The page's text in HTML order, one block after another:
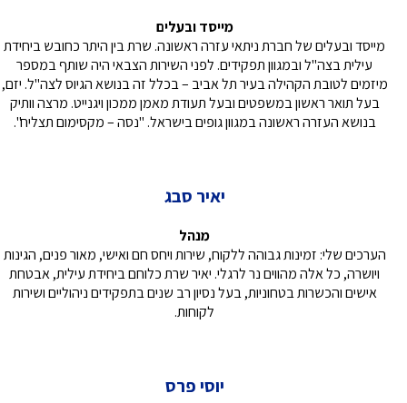
מייסד ובעלים
מייסד ובעלים של חברת ניתאי עזרה ראשונה. שרת בין היתר כחובש ביחידת
עילית בצה"ל ובמגוון תפקידים. לפני השירות הצבאי היה שותף במספר
מיזמים לטובת הקהילה בעיר תל אביב – בכלל זה בנושא הגיוס לצה"ל. יזם,
בעל תואר ראשון במשפטים ובעל תעודת מאמן ממכון ויגנייט. מרצה וותיק
בנושא העזרה ראשונה במגוון גופים בישראל. "נסה – מקסימום תצליח".
יאיר סבג
מנהל
הערכים שלי: זמינות גבוהה ללקוח, שירות ויחס חם ואישי, מאור פנים, הגינות
ויושרה, כל אלה מהווים נר לרגלי. יאיר שרת כלוחם ביחידת עילית, אבטחת
אישים והכשרות בטחוניות, בעל נסיון רב שנים בתפקידים ניהוליים ושירות
לקוחות.
יוסי פרס